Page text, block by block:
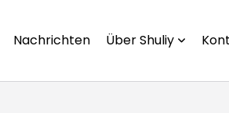
Nachrichten Über Shuliy